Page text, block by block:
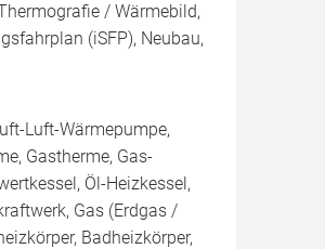
/ Wärmebild,
(iSFP), Neubau,
Luft-Wärmepumpe,
Gastherme, Gas-
Öl-Heizkessel,
Gas (Erdgas /
Badheizkörper,